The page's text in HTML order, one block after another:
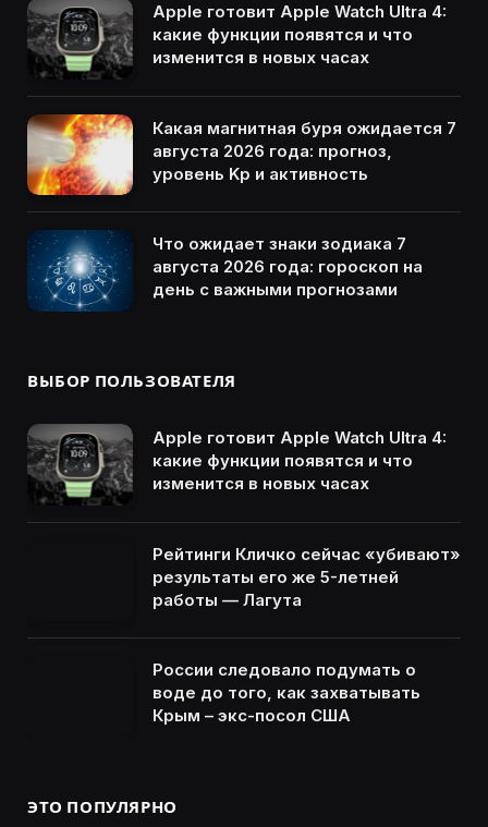
Apple готовит Apple Watch Ultra 4:
какие функции появятся и что
изменится в новых часах
Какая магнитная буря ожидается 7
августа 2026 года: прогноз,
уровень Kp и активность
Что ожидает знаки зодиака 7
августа 2026 года: гороскоп на
день с важными прогнозами
ВЫБОР ПОЛЬЗОВАТЕЛЯ
Apple готовит Apple Watch Ultra 4:
какие функции появятся и что
изменится в новых часах
Рейтинги Кличко сейчас «убивают»
результаты его же 5-летней
работы — Лагута
России следовало подумать о
воде до того, как захватывать
Крым – экс-посол США
ЭТО ПОПУЛЯРНО